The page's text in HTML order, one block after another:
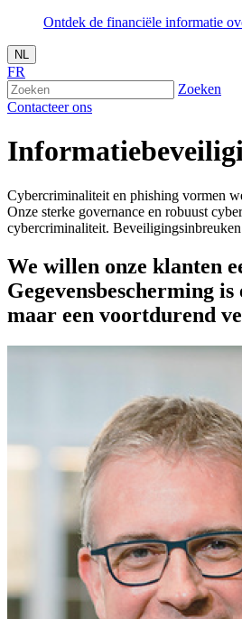
Ontdek de financiële informatie
NL
FR
Zoeken
Contacteer ons
Cybercriminaliteit en phishing vormen
Onze sterke governance en robuust
cybercriminaliteit.
We willen onze klanten
Gegevensbescherming
maar een voortdurend